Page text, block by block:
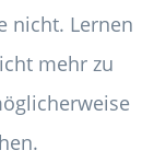
nicht. Lernen
mehr zu